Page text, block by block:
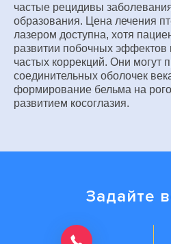
частые рецидивы
образования. Цена лечения
лазером доступна, хотя
развитии побочных
частых коррекций. Они могут
соединительных оболочек
формирование бельма на
развитием косоглазия.
Задайте